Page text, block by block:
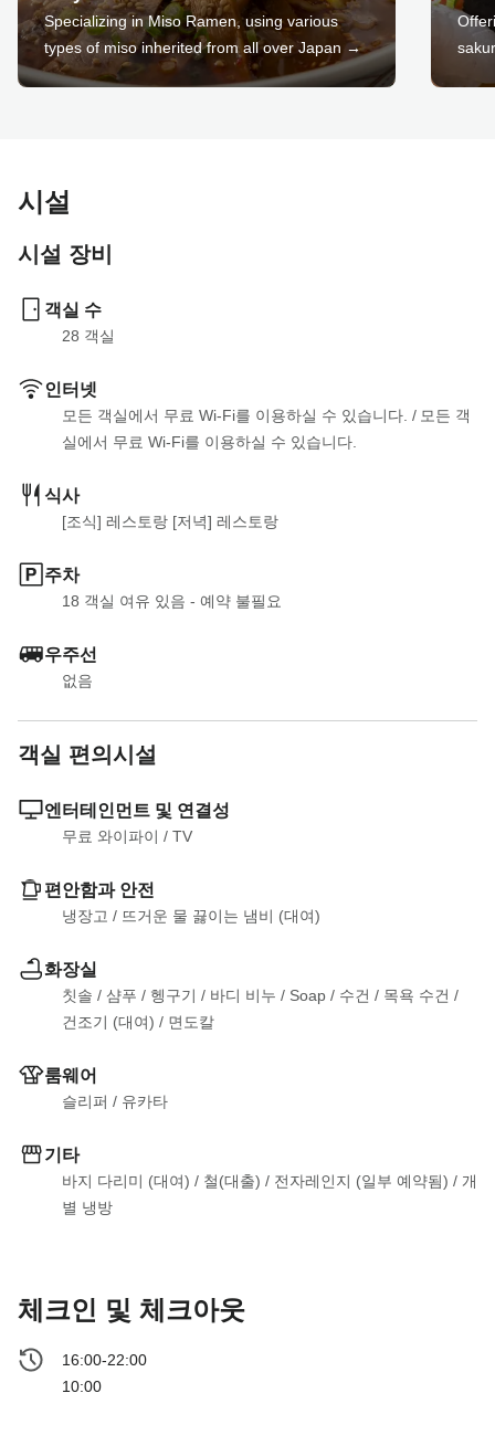
Specializing in Miso Ramen, using various
types of miso inherited from all over Japan →
시설
시설 장비
객실 수
28 객실
인터넷
모든 객실에서 무료 Wi-Fi를 이용하실 수 있습니다. / 모든 객
실에서 무료 Wi-Fi를 이용하실 수 있습니다.
식사
[조식] 레스토랑 [저녁] 레스토랑
주차
18 객실 여유 있음 - 예약 불필요
우주선
없음
객실 편의시설
엔터테인먼트 및 연결성
무료 와이파이 / TV
편안함과 안전
냉장고 / 뜨거운 물 끓이는 냄비 (대여)
화장실
칫솔 / 샴푸 / 헹구기 / 바디 비누 / Soap / 수건 / 목욕 수건
건조기 (대여) / 면도칼
룸웨어
슬리퍼 / 유카타
기타
바지 다리미 (대여) / 철(대출) / 전자레인지 (일부 예약됨) / 개
별 냉방
체크인 및 체크아웃
16:00-22:00
10:00